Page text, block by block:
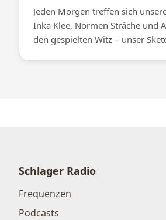
Jeden Morgen treffen sich
Inka Klee, Normen Sträche und
den gespielten Witz – unser
Schlager Radio
Frequenzen
Podcasts